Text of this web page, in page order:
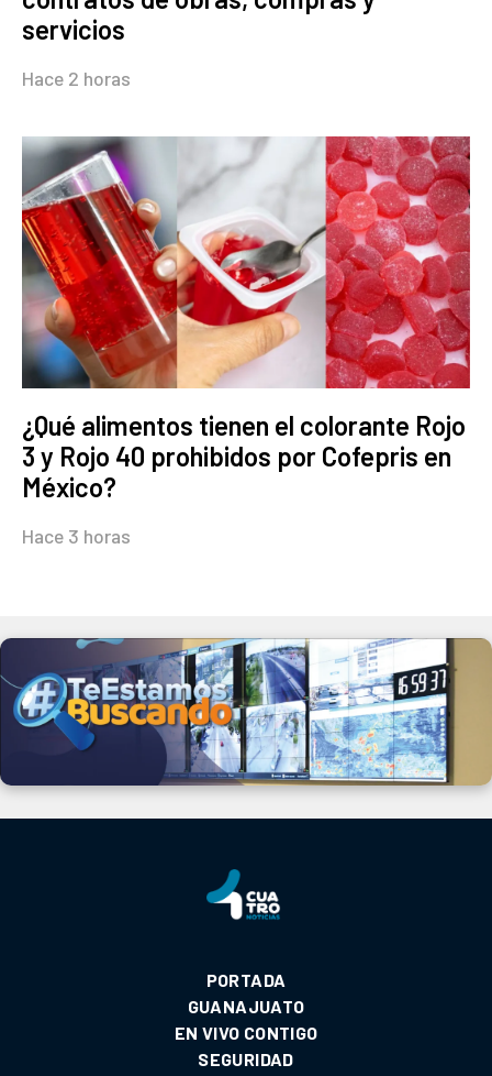
servicios
Hace 2 horas
¿Qué alimentos tienen el colorante Rojo
3 y Rojo 40 prohibidos por Cofepris en
México?
Hace 3 horas
PORTADA
GUANAJUATO
EN VIVO CONTIGO
SEGURIDAD